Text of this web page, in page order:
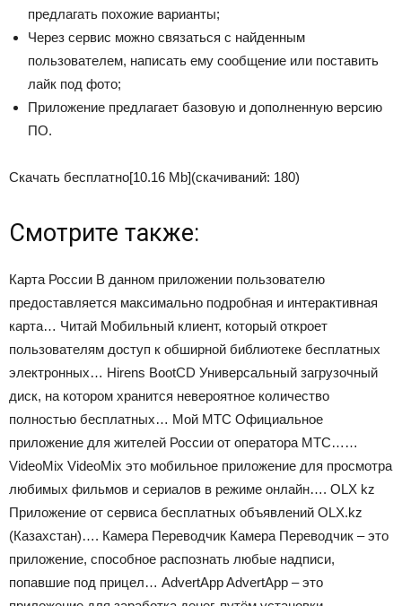
предлагать похожие варианты;
Через сервис можно связаться с найденным
пользователем, написать ему сообщение или поставить
лайк под фото;
Приложение предлагает базовую и дополненную версию
ПО.
Скачать бесплатно[10.16 Mb](cкачиваний: 180)
Смотрите также:
Карта России В данном приложении пользователю
предоставляется максимально подробная и интерактивная
карта… Читай Мобильный клиент, который откроет
пользователям доступ к обширной библиотеке бесплатных
электронных… Hirens BootCD Универсальный загрузочный
диск, на котором хранится невероятное количество
полностью бесплатных… Мой МТС Официальное
приложение для жителей России от оператора МТС……
VideoMix VideoMix это мобильное приложение для просмотра
любимых фильмов и сериалов в режиме онлайн…. OLX kz
Приложение от сервиса бесплатных объявлений OLX.kz
(Казахстан)…. Камера Переводчик Камера Переводчик – это
приложение, способное распознать любые надписи,
попавшие под прицел… AdvertApp AdvertApp – это